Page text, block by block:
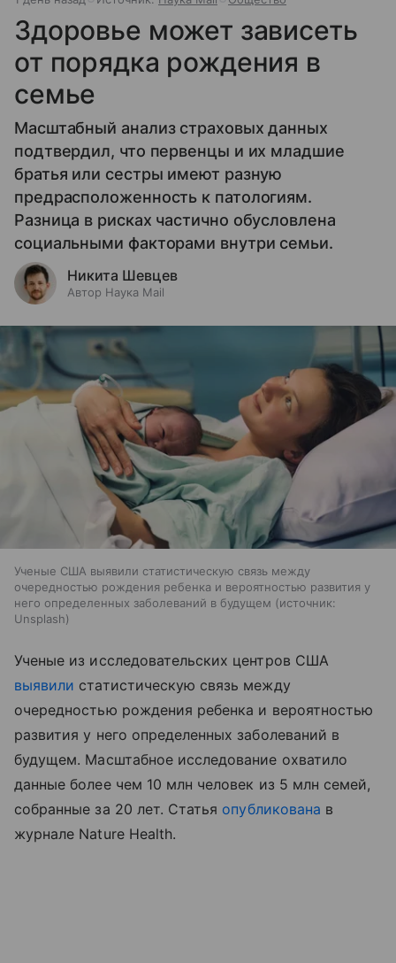
Здоровье может зависеть
от порядка рождения в
семье
Масштабный анализ страховых данных
подтвердил, что первенцы и их младшие
братья или сестры имеют разную
предрасположенность к патологиям.
Разница в рисках частично обусловлена
социальными факторами внутри семьи.
Никита Шевцев
Автор Наука Mail
Ученые США выявили статистическую связь между
очередностью рождения ребенка и вероятностью развития у
него определенных заболеваний в будущем
источник:
Unsplash
Ученые из исследовательских центров США
выявили статистическую связь между
очередностью рождения ребенка и вероятностью
развития у него определенных заболеваний в
будущем. Масштабное исследование охватило
данные более чем 10 млн человек из 5 млн семей,
собранные за 20 лет. Статья опубликована в
журнале Nature Health.